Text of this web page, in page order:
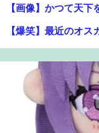
【画像】かつて天
【爆笑】最近のオス
26/08/05のニュース
【衝撃】クルタ族虐
ロロの演劇のせい
【画像】美人すぎ
いいべｗｗｗｗ ：